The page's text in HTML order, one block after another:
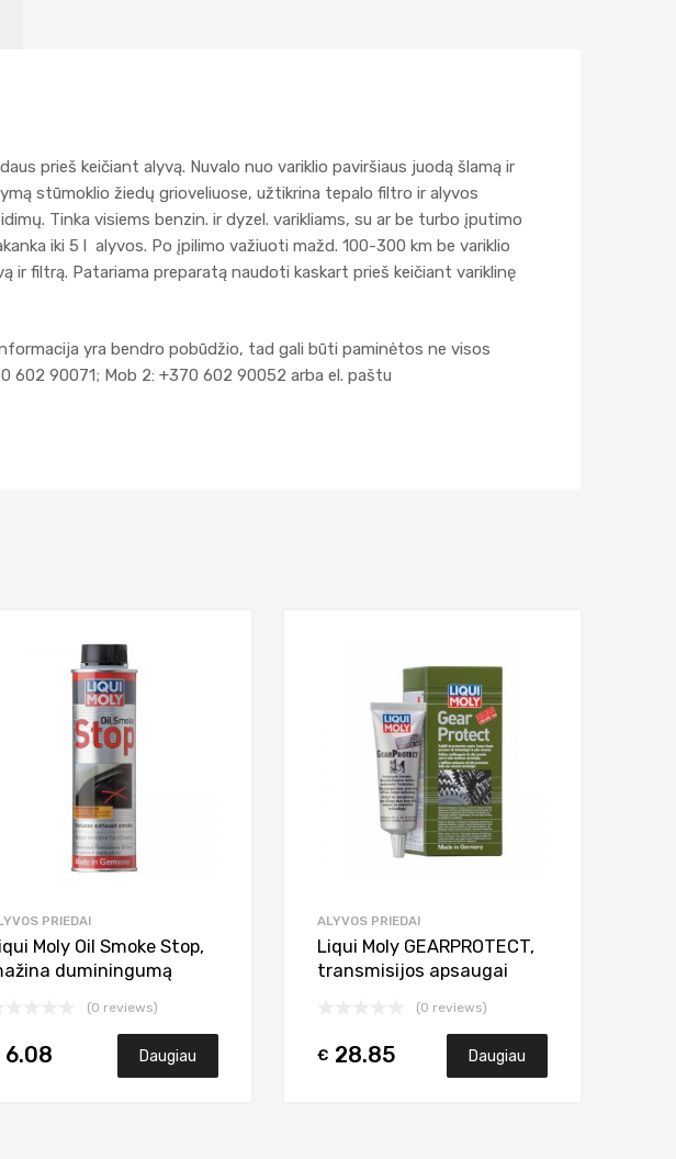
prieš keičiant alyvą. Nuvalo nuo variklio paviršiaus juodą šlamą ir
stūmoklio žiedų grioveliuose, užtikrina tepalo filtro ir alyvos
Tinka visiems benzin. ir dyzel. varikliams, su ar be turbo įputimo
iki 5 l alyvos. Po įpilimo važiuoti mažd. 100-300 km be variklio
ir filtrą. Patariama preparatą naudoti kaskart prieš keičiant variklinę
yra bendro pobūdžio, tad gali būti paminėtos ne visos
602 90071; Mob 2: +370 602 90052 arba el. paštu
PRIEDAI
Moly Oil Smoke Stop,
duminingumą
(0 reviews)
6.08 Daugiau
ALYVOS PRIEDAI
Liqui Moly GEARPROTECT,
transmisijos apsaugai
(0 reviews)
€ 28.85 Daugiau